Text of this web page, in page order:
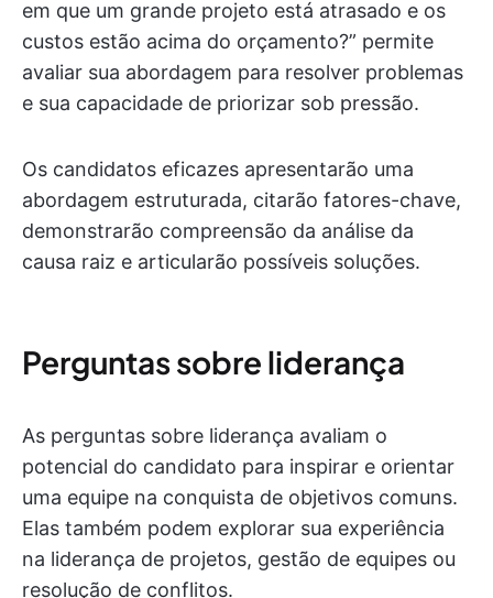
em que um grande projeto está atrasado e os
custos estão acima do orçamento?” permite
avaliar sua abordagem para resolver problemas
e sua capacidade de priorizar sob pressão.
Os candidatos eficazes apresentarão uma
abordagem estruturada, citarão fatores-chave,
demonstrarão compreensão da análise da
causa raiz e articularão possíveis soluções.
Perguntas sobre liderança
As perguntas sobre liderança avaliam o
potencial do candidato para inspirar e orientar
uma equipe na conquista de objetivos comuns.
Elas também podem explorar sua experiência
na liderança de projetos, gestão de equipes ou
resolução de conflitos.